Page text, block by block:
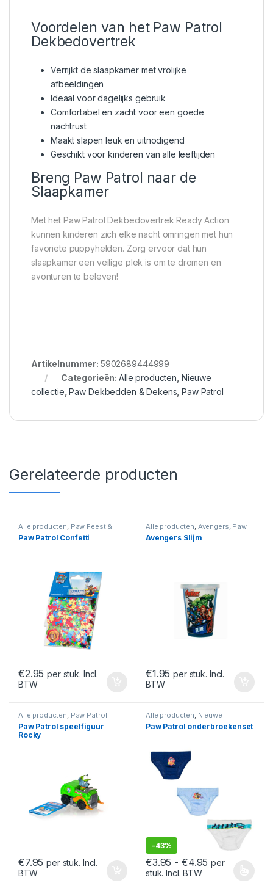
Voordelen van het Paw Patrol
Dekbedovertrek
Verrijkt de slaapkamer met vrolijke
afbeeldingen
Ideaal voor dagelijks gebruik
Comfortabel en zacht voor een goede
nachtrust
Maakt slapen leuk en uitnodigend
Geschikt voor kinderen van alle leeftijden
Breng Paw Patrol naar de
Slaapkamer
Met het Paw Patrol Dekbedovertrek Ready Action
kunnen kinderen zich elke nacht omringen met hun
favoriete puppyhelden. Zorg ervoor dat hun
slaapkamer een veilige plek is om te dromen en
avonturen te beleven!
Artikelnummer: 5902689444999
Categorieën:Alle producten Nieuwe
collectie ,Paw Dekbedden & Dekens ,Paw Patrol
Gerelateerde producten
Alle producten, Paw Feest &
Verjaardag ,Paw Patrol
Paw Patrol Confetti
€2.95 per stuk. Incl.
BTW
Alle producten, Avengers, Paw
Patrol
Avengers Slijm
€1.95 per stuk. Incl.
BTW
Alle producten, Paw Patrol
Paw Patrol speelfiguur
Rocky
€7.95 per stuk. Incl.
BTW
Alle producten, Nieuwe
collectie Paw Patrol
Paw Patrol onderbroekenset
-43%
€3.95 - €4.95 Prijsklasse:
per
stuk. Incl. BTW
Dit product heeft meerdere